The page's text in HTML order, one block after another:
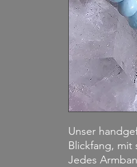
Unser
Blickfang, mit
Jedes